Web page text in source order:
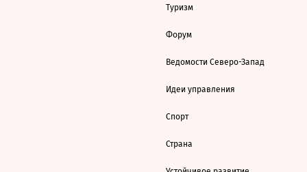
Туризм
Форум
Ведомости Северо-Запад
Идеи управления
Спорт
Страна